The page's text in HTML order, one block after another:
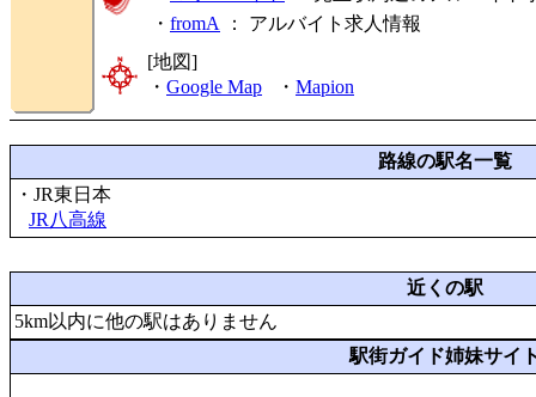
・ fromA ： アルバイト求人情報
[地図]
・ Google Map ・ Mapion
路線の駅名一覧
・JR東日本
JR八高線
近くの駅
5km以内に他の駅はありません
駅街ガイド姉妹サイ